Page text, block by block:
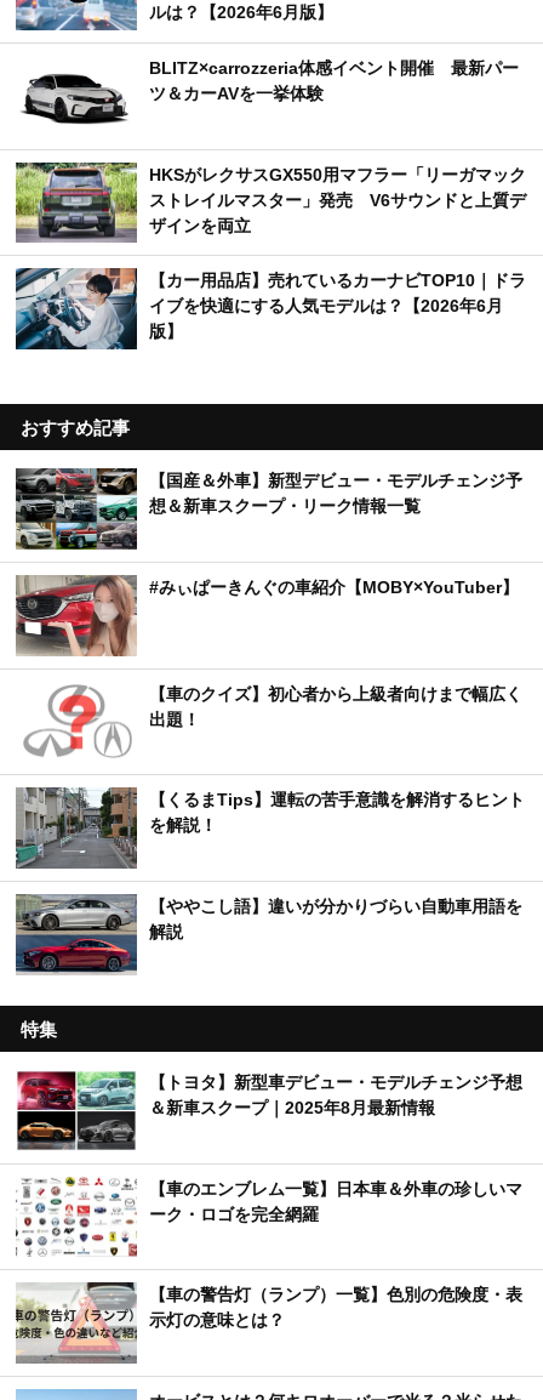
ルは？【2026年6月版】
BLITZ×carrozzeria体感イベント開催 最新パー
ツ＆カーAVを一挙体験
HKSがレクサスGX550用マフラー「リーガマック
ストレイルマスター」発売 V6サウンドと上質デ
ザインを両立
【カー用品店】売れているカーナビTOP10｜ドラ
イブを快適にする人気モデルは？【2026年6月
版】
おすすめ記事
【国産＆外車】新型デビュー・モデルチェンジ予
想＆新車スクープ・リーク情報一覧
#みぃぱーきんぐの車紹介【MOBY×YouTuber】
【車のクイズ】初心者から上級者向けまで幅広く
出題！
【くるまTips】運転の苦手意識を解消するヒント
を解説！
【ややこし語】違いが分かりづらい自動車用語を
解説
特集
【トヨタ】新型車デビュー・モデルチェンジ予想
＆新車スクープ｜2025年8月最新情報
【車のエンブレム一覧】日本車＆外車の珍しいマ
ーク・ロゴを完全網羅
【車の警告灯（ランプ）一覧】色別の危険度・表
示灯の意味とは？